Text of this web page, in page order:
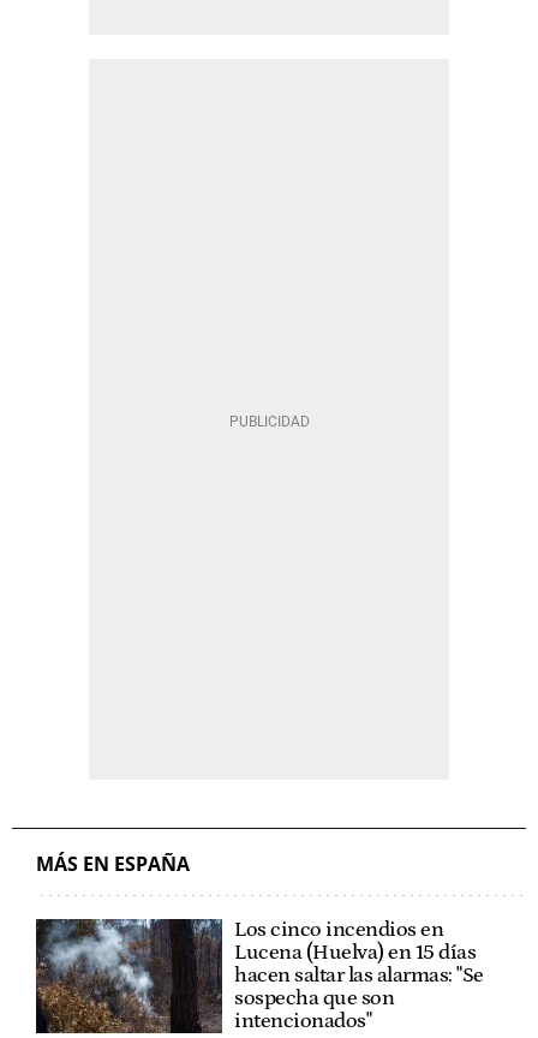
MÁS EN ESPAÑA
Los cinco incendios en
Lucena (Huelva) en 15 días
hacen saltar las alarmas: "Se
sospecha que son
intencionados"